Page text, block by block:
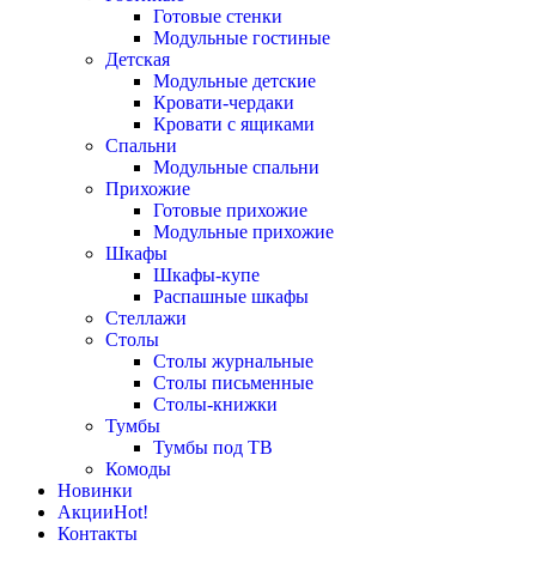
Готовые стенки
Модульные гостиные
Детская
Модульные детские
Кровати-чердаки
Кровати с ящиками
Спальни
Модульные спальни
Прихожие
Готовые прихожие
Модульные прихожие
Шкафы
Шкафы-купе
Распашные шкафы
Стеллажи
Столы
Столы журнальные
Столы письменные
Столы-книжки
Тумбы
Тумбы под ТВ
Комоды
Новинки
АкцииHot!
Контакты